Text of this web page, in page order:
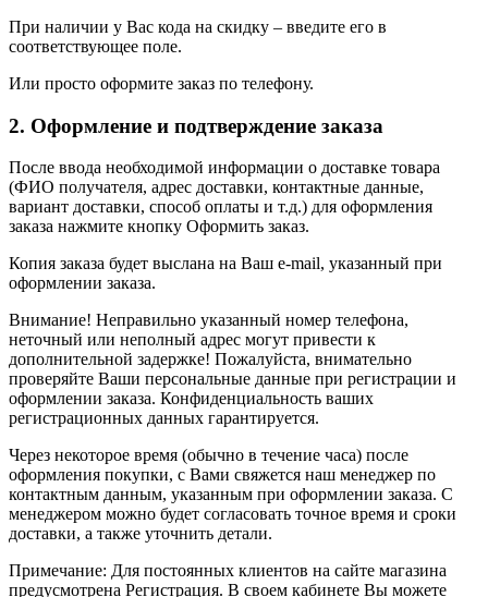
При наличии у Вас кода на скидку – введите его в
соответствующее поле.
Или просто оформите заказ по телефону.
2. Оформление и подтверждение заказа
После ввода необходимой информации о доставке товара
(ФИО получателя, адрес доставки, контактные данные,
вариант доставки, способ оплаты и т.д.) для оформления
заказа нажмите кнопку Оформить заказ.
Копия заказа будет выслана на Ваш e-mail, указанный при
оформлении заказа.
Внимание! Неправильно указанный номер телефона,
неточный или неполный адрес могут привести к
дополнительной задержке! Пожалуйста, внимательно
проверяйте Ваши персональные данные при регистрации и
оформлении заказа. Конфиденциальность ваших
регистрационных данных гарантируется.
Через некоторое время (обычно в течение часа) после
оформления покупки, с Вами свяжется наш менеджер по
контактным данным, указанным при оформлении заказа. С
менеджером можно будет согласовать точное время и сроки
доставки, а также уточнить детали.
Примечание: Для постоянных клиентов на сайте магазина
предусмотрена Регистрация. В своем кабинете Вы можете